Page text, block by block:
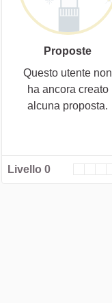
Proposte
Questo utente non
ha ancora creato
alcuna proposta.
Livello 0